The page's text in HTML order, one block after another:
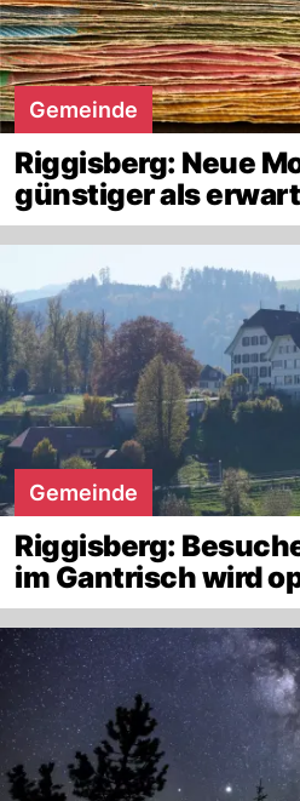
Gemeinde
Riggisberg: Neue
günstiger als
Gemeinde
Riggisberg:
im Gantrisch wird